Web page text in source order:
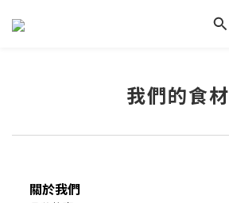
我們的食材
關於我們